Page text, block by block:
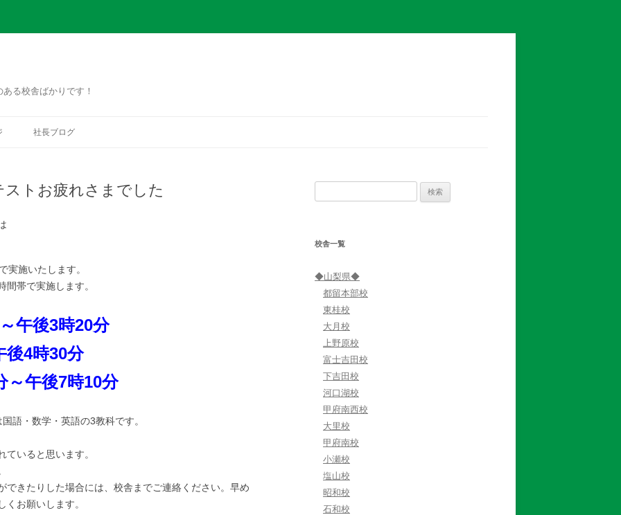
る校舎ばかりです！
キ
ッ
社長ブログ
ストお疲れさまでした
実施いたします。
帯で実施します。
午後3時20分
後4時30分
～午後7時10分
語・数学・英語の3教科です。
いると思います。
できたりした場合には、校舎までご連絡ください。早め
お願いします。
校舎一覧
◆山梨県◆
都留本部校
東桂校
大月校
上野原校
富士吉田校
下吉田校
河口湖校
甲府南西校
大里校
甲府南校
小瀬校
塩山校
昭和校
石和校